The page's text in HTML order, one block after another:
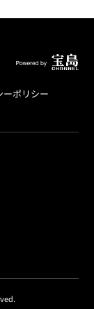
ーポリシー